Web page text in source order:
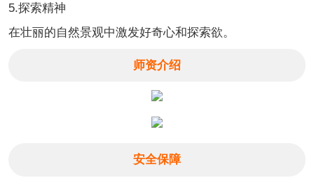
5.探索精神
在壮丽的自然景观中激发好奇心和探索欲。
师资介绍
安全保障